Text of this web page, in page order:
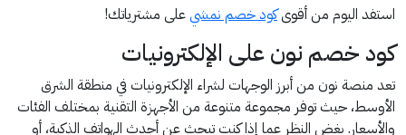
استفد اليوم من أقوىكود خصم نمشيعلى مشترياتك!
كود خصم نون على الإلكترونيات
تعد منصة نون من أبرز الوجهات لشراء الإلكترونيات في منطقة الشرق
الأوسط، حيث توفر مجموعة متنوعة من الأجهزة التقنية بمختلف الفئات
والأسعار. بغض النظر عما إذا كنت تبحث عن أحدث الهواتف الذكية، أو